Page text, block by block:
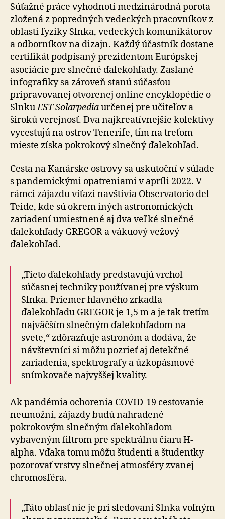
Súťažné práce vyhodnotí medzinárodná porota
zložená z popredných vedeckých pracovníkov z
oblasti fyziky Slnka, vedeckých komunikátorov
a odborníkov na dizajn. Každý účastník dostane
certifikát podpísaný prezidentom Európskej
asociácie pre slnečné ďalekohľady. Zaslané
infografiky sa zároveň stanú súčasťou
pripravovanej otvorenej online encyklopédie o
SlnkuEST Solarpediaurčenej pre učiteľov a
širokú verejnosť. Dva najkreatívnejšie kolektívy
vycestujú na ostrov Tenerife, tím na treťom
mieste získa pokrokový slnečný ďalekohľad.
Cesta na Kanárske ostrovy sa uskutoční v súlade
s pandemickými opatreniami v apríli 2022. V
rámci zájazdu víťazi navštívia Observatorio del
Teide, kde sú okrem iných astronomických
zariadení umiestnené aj dva veľké slnečné
ďalekohľady GREGOR a vákuový vežový
ďalekohľad.
„Tieto ďalekohľady predstavujú vrchol
súčasnej techniky používanej pre výskum
Slnka. Priemer hlavného zrkadla
ďalekohľadu GREGOR je 1,5 m a je tak tretím
najväčším slnečným ďalekohľadom na
svete,“ zdôrazňuje astronóm a dodáva, že
návštevníci si môžu pozrieť aj detekčné
zariadenia, spektrografy a úzkopásmové
snímkovače najvyššej kvality.
Ak pandémia ochorenia COVID-19 cestovanie
neumožní, zájazdy budú nahradené
pokrokovým slnečným ďalekohľadom
vybaveným filtrom pre spektrálnu čiaru H-
alpha. Vďaka tomu môžu študenti a študentky
pozorovať vrstvy slnečnej atmosféry zvanej
chromosféra.
„Táto oblasť nie je pri sledovaní Slnka voľným